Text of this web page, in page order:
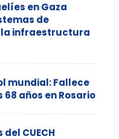
en Gaza
de
infraestructura
mundial: Fallece
68 años en Rosario
CUECH